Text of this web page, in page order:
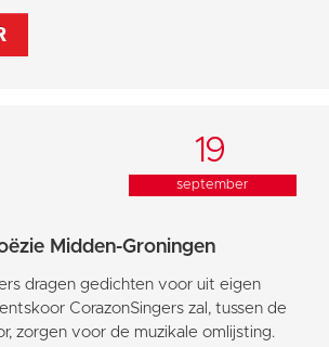
19
september
Midden-Groningen
dragen gedichten voor uit eigen
CorazonSingers zal, tussen de
zorgen voor de muzikale omlijsting.